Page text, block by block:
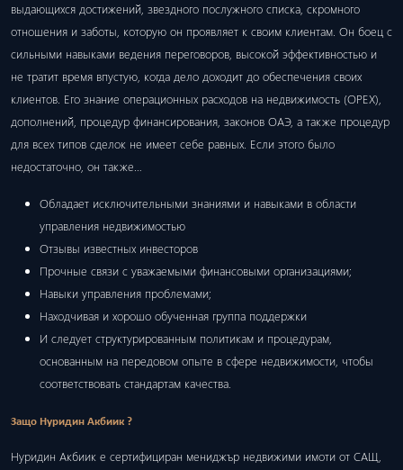
выдающихся достижений, звездного послужного списка, скромного
отношения и заботы, которую он проявляет к своим клиентам. Он боец ​​с
сильными навыками ведения переговоров, высокой эффективностью и
не тратит время впустую, когда дело доходит до обеспечения своих
клиентов. Его знание операционных расходов на недвижимость (OPEX),
дополнений, процедур финансирования, законов ОАЭ, а также процедур
для всех типов сделок не имеет себе равных. Если этого было
недостаточно, он также…
Обладает исключительными знаниями и навыками в области
управления недвижимостью
Отзывы известных инвесторов
Прочные связи с уважаемыми финансовыми организациями;
Навыки управления проблемами;
Находчивая и хорошо обученная группа поддержки
И следует структурированным политикам и процедурам,
основанным на передовом опыте в сфере недвижимости, чтобы
соответствовать стандартам качества.
Защо Нуридин Акбиик ?
Нуридин Акбиик е сертифициран мениджър недвижими имоти от САЩ,